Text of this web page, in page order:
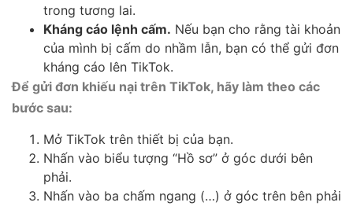
trong tương lai.
Kháng cáo lệnh cấm. Nếu bạn cho rằng tài khoản
của mình bị cấm do nhầm lẫn, bạn có thể gửi đơn
kháng cáo lên TikTok.
Để gửi đơn khiếu nại trên TikTok, hãy làm theo các
bước sau:
Mở TikTok trên thiết bị của bạn.
Nhấn vào biểu tượng “Hồ sơ” ở góc dưới bên
phải.
Nhấn vào ba chấm ngang (…) ở góc trên bên phải